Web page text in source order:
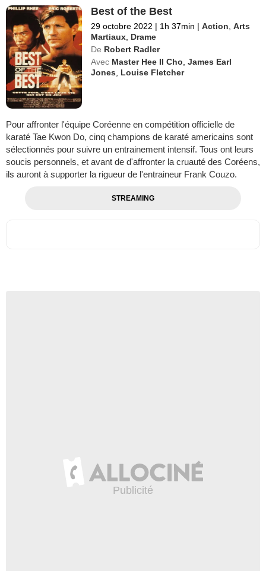
Best of the Best
29 octobre 2022 | 1h 37min | Action ,Arts
Martiaux Drame
De Robert Radler
Avec Master Hee Il Cho ,James Earl
Jones
Louise Fletcher
Pour affronter l'équipe Coréenne en compétition officielle de
karaté Tae Kwon Do, cinq champions de karaté americains sont
sélectionnés pour suivre un entrainement intensif. Tous ont leurs
soucis personnels, et avant de d'affronter la cruauté des Coréens,
ils auront à supporter la rigueur de l'entraineur Frank Couzo.
STREAMING